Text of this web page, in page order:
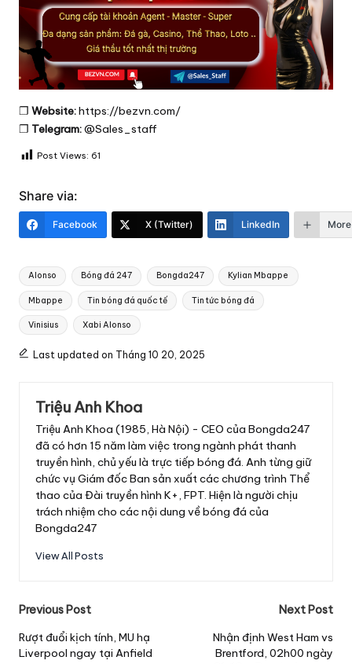
❐ Website:https://bezvn.com/
❐ Telegram:@Sales_staff
Post Views: 61
Share via:
Facebook X (Twitter) LinkedIn More
Tags:
Alonso Bóng đá 247 Bongda247 Kylian Mbappe
Mbappe Tin bóng đá quốc tế Tin tức bóng đá
Vinisius Xabi Alonso
Last updated on Tháng 10 20, 2025
Triệu Anh Khoa
Triệu Anh Khoa (1985, Hà Nội) - CEO của Bongda247
đã có hơn 15 năm làm việc trong ngành phát thanh
truyền hình, chủ yếu là trực tiếp bóng đá. Anh từng giữ
chức vụ Giám đốc Ban sản xuất các chương trình Thể
thao của Đài truyền hình K+, FPT. Hiện là người chịu
trách nhiệm cho các nội dung về bóng đá của
Bongda247
View All Posts
Post
navigation
Previous Post
Rượt đuổi kịch tính, MU hạ
Liverpool ngay tại Anfield
Next Post
Nhận định West Ham vs
Brentford, 02h00 ngày